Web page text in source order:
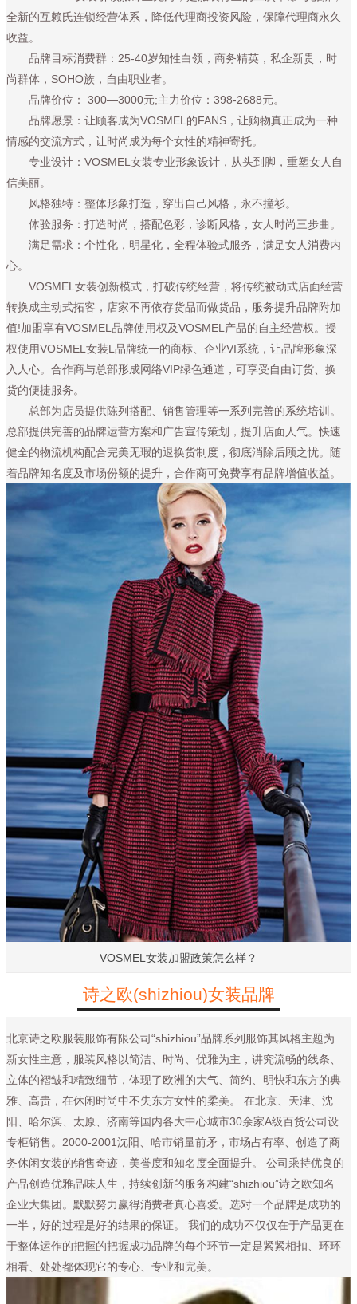
全新的互赖氏连锁经营体系，降低代理商投资风险，保障代理商永久
收益。
品牌目标消费群：25-40岁知性白领，商务精英，私企新贵，时
尚群体，SOHO族，自由职业者。
品牌价位： 300—3000元;主力价位：398-2688元。
品牌愿景：让顾客成为VOSMEL的FANS，让购物真正成为一种
情感的交流方式，让时尚成为每个女性的精神寄托。
专业设计：VOSMEL女装专业形象设计，从头到脚，重塑女人自
信美丽。
风格独特：整体形象打造，穿出自己风格，永不撞衫。
体验服务：打造时尚，搭配色彩，诊断风格，女人时尚三步曲。
满足需求：个性化，明星化，全程体验式服务，满足女人消费内
心。
VOSMEL女装创新模式，打破传统经营，将传统被动式店面经营
转换成主动式拓客，店家不再依存货品而做货品，服务提升品牌附加
值!加盟享有VOSMEL品牌使用权及VOSMEL产品的自主经营权。授
权使用VOSMEL女装L品牌统一的商标、企业VI系统，让品牌形象深
入人心。合作商与总部形成网络VIP绿色通道，可享受自由订货、换
货的便捷服务。
总部为店员提供陈列搭配、销售管理等一系列完善的系统培训。
总部提供完善的品牌运营方案和广告宣传策划，提升店面人气。快速
健全的物流机构配合完美无瑕的退换货制度，彻底消除后顾之忧。随
着品牌知名度及市场份额的提升，合作商可免费享有品牌增值收益。
VOSMEL女装加盟政策怎么样？
诗之欧(shizhiou)女装品牌
北京诗之欧服装服饰有限公司“shizhiou”品牌系列服饰其风格主题为
新女性主意，服装风格以简洁、时尚、优雅为主，讲究流畅的线条、
立体的褶皱和精致细节，体现了欧洲的大气、简约、明快和东方的典
雅、高贵，在休闲时尚中不失东方女性的柔美。 在北京、天津、沈
阳、哈尔滨、太原、济南等国内各大中心城市30余家A级百货公司设
专柜销售。2000-2001沈阳、哈市销量前矛，市场占有率、创造了商
务休闲女装的销售奇迹，美誉度和知名度全面提升。 公司乘持优良的
产品创造优雅品味人生，持续创新的服务构建“shizhiou”诗之欧知名
企业大集团。默默努力赢得消费者真心喜爱。选对一个品牌是成功的
一半，好的过程是好的结果的保证。 我们的成功不仅仅在于产品更在
于整体运作的把握的把握成功品牌的每个环节一定是紧紧相扣、环环
相看、处处都体现它的专心、专业和完美。